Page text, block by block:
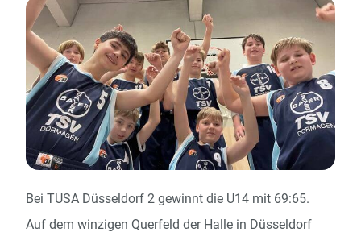
Bei TUSA Düsseldorf 2 gewinnt die U14 mit 69:65.
Auf dem winzigen Querfeld der Halle in Düsseldorf